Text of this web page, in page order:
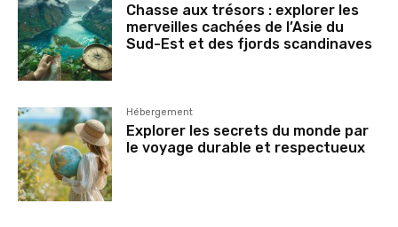
Chasse aux trésors : explorer les
merveilles cachées de l’Asie du
Sud-Est et des fjords scandinaves
Hébergement
Explorer les secrets du monde par
le voyage durable et respectueux